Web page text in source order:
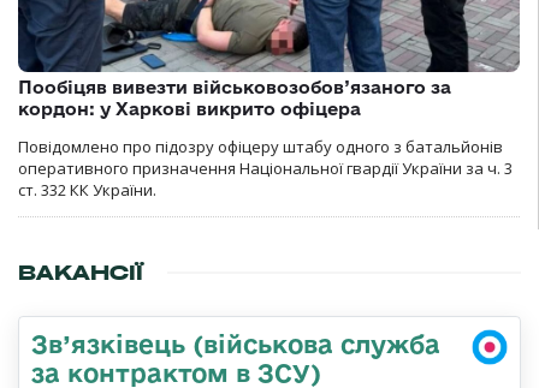
Пообіцяв вивезти військовозобов’язаного за
кордон: у Харкові викрито офіцера
Повідомлено про підозру офіцеру штабу одного з батальйонів
оперативного призначення Національної гвардії України за ч. 3
ст. 332 КК України.
ВАКАНСІЇ
Зв’язківець (військова служба
за контрактом в ЗСУ)